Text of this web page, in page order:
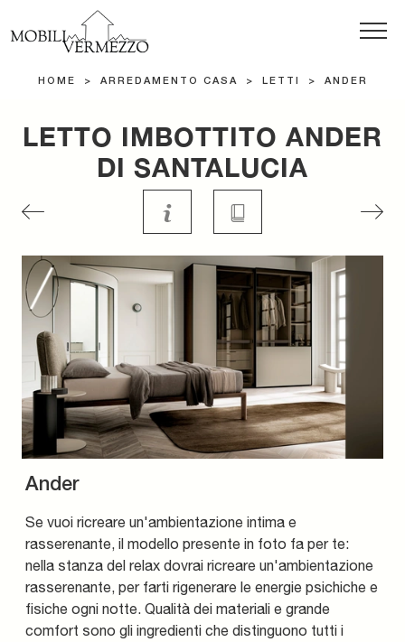
HOME > ARREDAMENTO CASA > LETTI > ANDER
LETTO IMBOTTITO ANDER
DI SANTALUCIA
Ander
Se vuoi ricreare un'ambientazione intima e
rasserenante, il modello presente in foto fa per te:
nella stanza del relax dovrai ricreare un'ambientazione
rasserenante, per farti rigenerare le energie psichiche e
fisiche ogni notte. Qualità dei materiali e grande
comfort sono gli ingredienti che distinguono tutti i